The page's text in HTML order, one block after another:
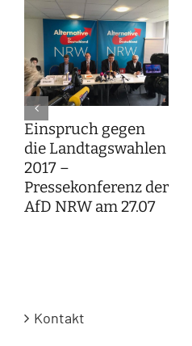
Einspruch gegen
die Landtagswahlen
2017 –
Pressekonferenz der
AfD NRW am 27.07
Kontakt